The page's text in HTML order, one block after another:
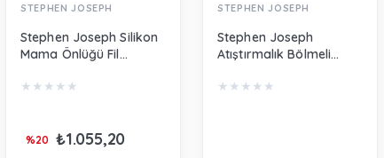
STEPHEN JOSEPH
Stephen Joseph Silikon
Mama Önlüğü Fil
★ ★ ★ ★ ★
₺1.055,20
%20
STEPHEN JOSEPH
Stephen Joseph
Atıştırmalık Bölmeli
SJ115398
★ ★ ★ ★ ★